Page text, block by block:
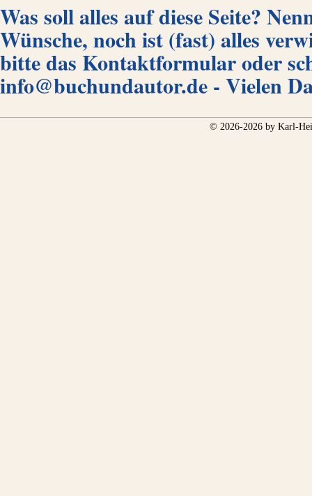
Was soll alles auf diese Seite?
Wünsche, noch ist (fast) alles
bitte das Kontaktformular oder
info@buchundautor.de - Vielen
© 2026-2026 by Karl-